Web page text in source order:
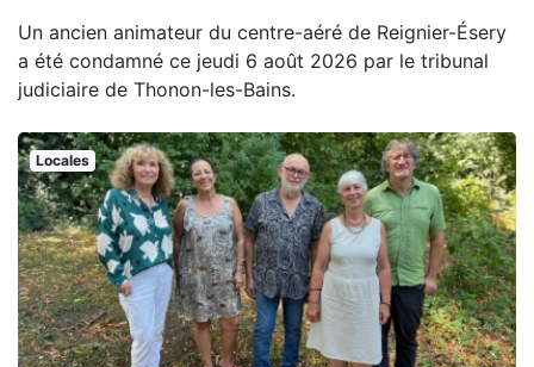
Un ancien animateur du centre-aéré de Reignier-Ésery
a été condamné ce jeudi 6 août 2026 par le tribunal
judiciaire de Thonon-les-Bains.
Locales